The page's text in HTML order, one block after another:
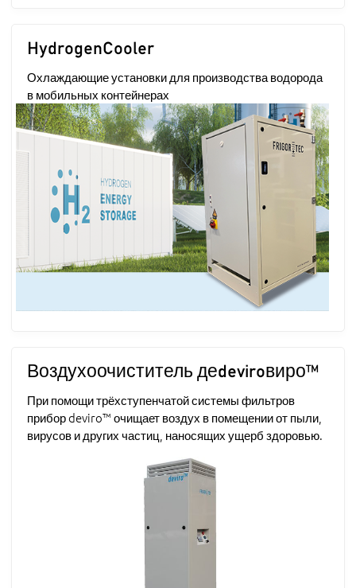
HydrogenCooler
Охлаждающие установки для производства водорода
в мобильных контейнерах
Воздухоочиститель деdeviroвиро™
При помощи трёхступенчатой системы фильтров
прибор deviro™ очищает воздух в помещении от пыли,
вирусов и других частиц, наносящих ущерб здоровью.